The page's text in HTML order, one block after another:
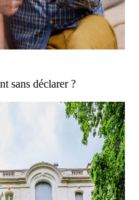
sans déclarer ?